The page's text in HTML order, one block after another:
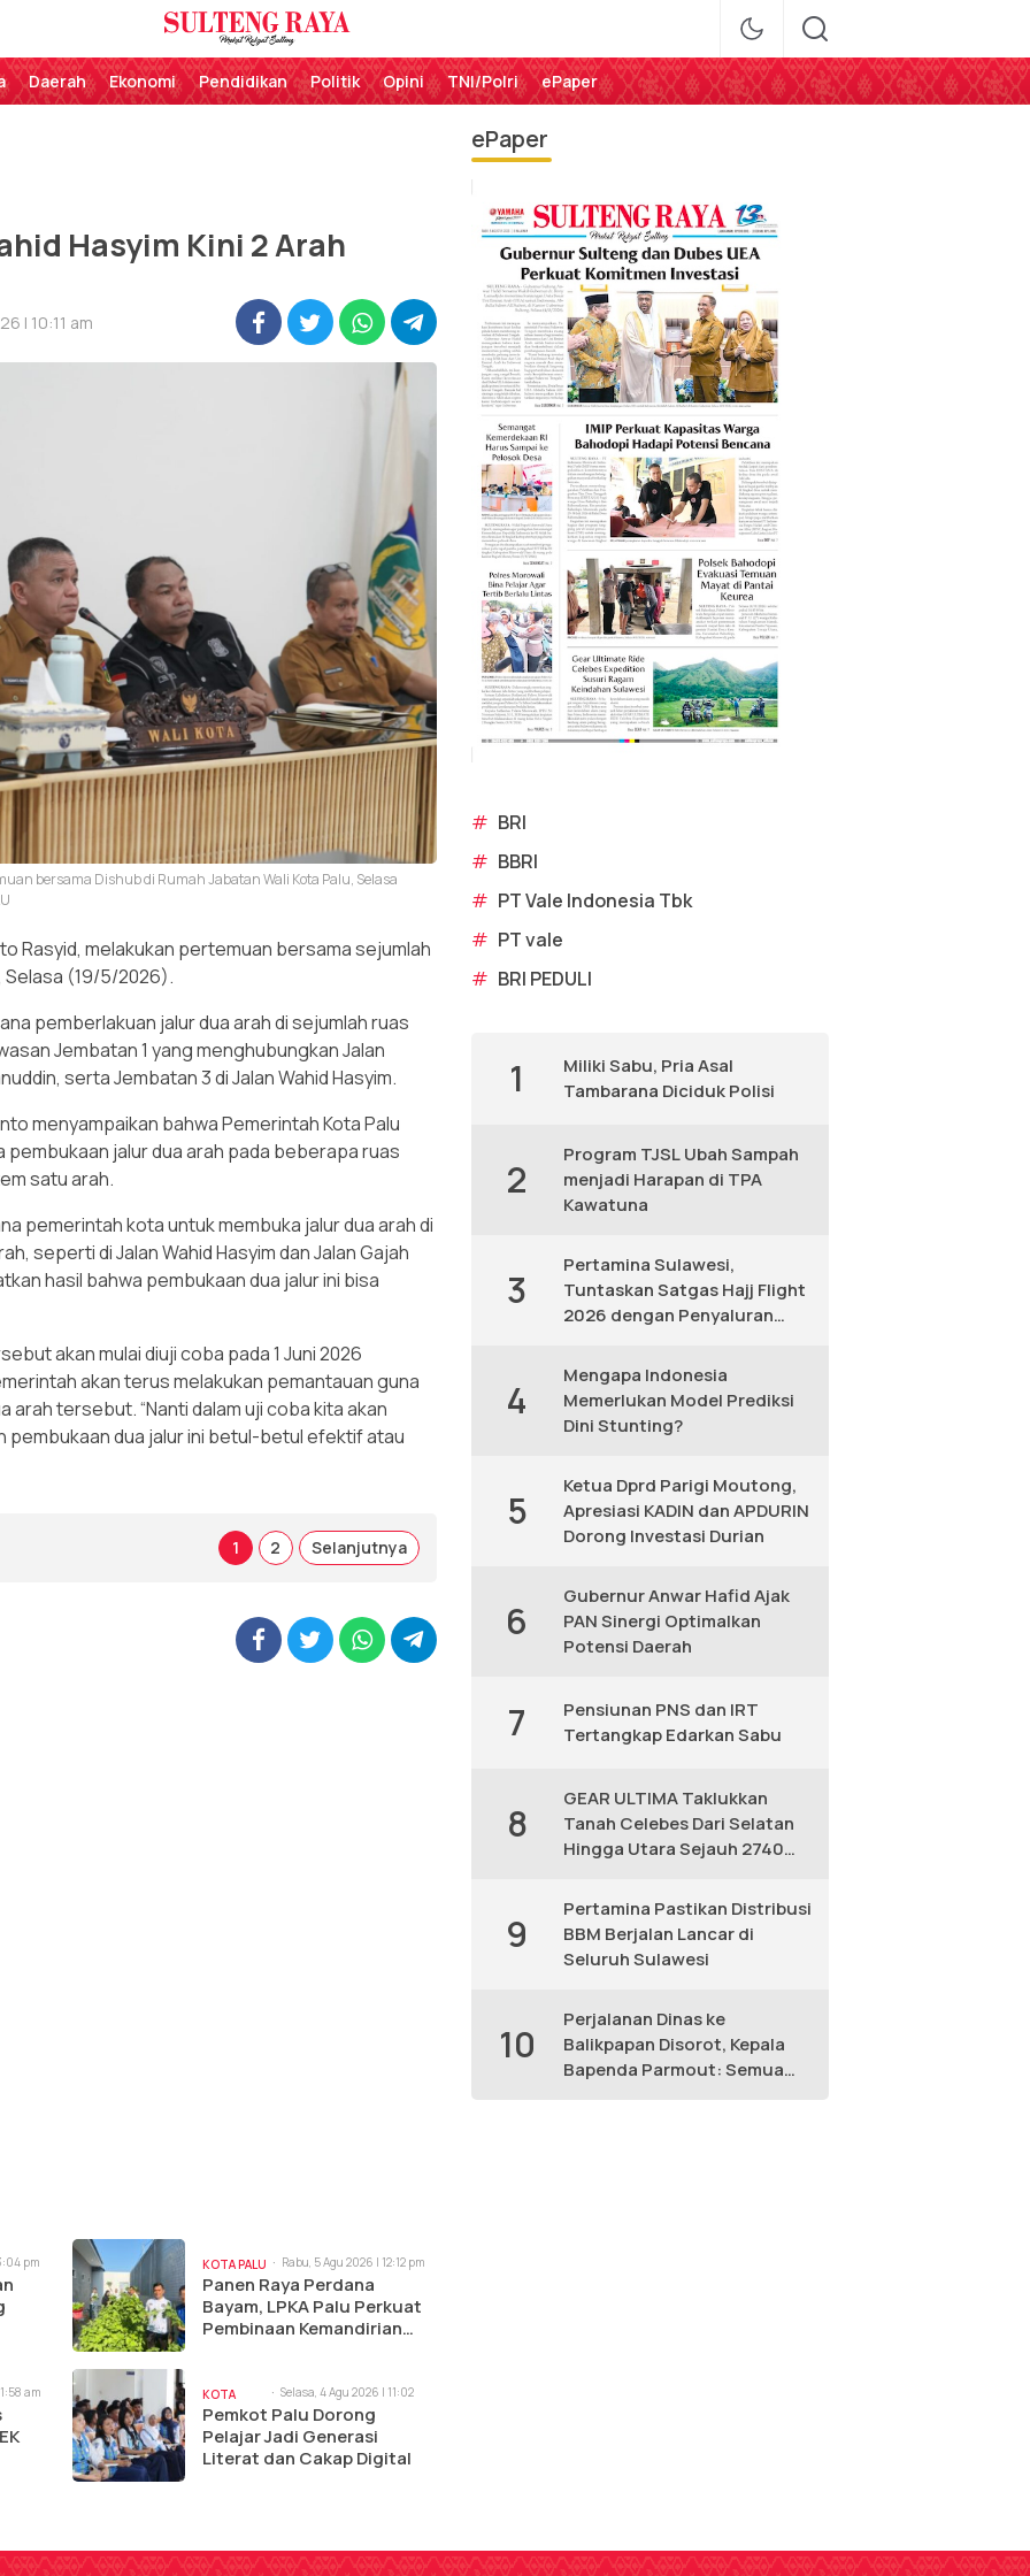
Sulteng Raya
Perekat Rakyat Sulteng
Daerah Ekonomi Pendidikan Politik Opini TNI/Polri ePaper
Hasyim Kini 2 Arah
| 10:11 am
bersama Dishub di Rumah Jabatan Wali Kota Palu, Selasa
Rasyid, melakukan pertemuan bersama sejumlah
Selasa (19/5/2026).
pemberlakuan jalur dua arah di sejumlah ruas
Jembatan 1 yang menghubungkan Jalan
serta Jembatan 3 di Jalan Wahid Hasyim.
menyampaikan bahwa Pemerintah Kota Palu
jalur dua arah pada beberapa ruas
satu arah.
pemerintah kota untuk membuka jalur dua arah di
seperti di Jalan Wahid Hasyim dan Jalan Gajah
hasil bahwa pembukaan dua jalur ini bisa
akan mulai diuji coba pada 1 Juni 2026
akan terus melakukan pemantauan guna
tersebut. “Nanti dalam uji coba kita akan
pembukaan dua jalur ini betul-betul efektif atau
1 2 Selanjutnya
pm KOTA PALU Rabu, 5 Agu 2026 | 12:12 pm
Panen Raya Perdana
Bayam, LPKA Palu Perkuat
Pembinaan Kemandirian
am
KOTA
PALU
Selasa, 4 Agu 2026 | 11:02
am
Pemkot Palu Dorong
Pelajar Jadi Generasi
Literat dan Cakap Digital
ePaper
# BRI
# BBRI
# PT Vale Indonesia Tbk
# PT vale
# BRI PEDULI
1
Miliki Sabu, Pria Asal
Tambarana Diciduk Polisi
2
Program TJSL Ubah Sampah
menjadi Harapan di TPA
Kawatuna
3
Pertamina Sulawesi,
Tuntaskan Satgas Hajj Flight
2026 dengan Penyaluran
4
Mengapa Indonesia
Memerlukan Model Prediksi
Dini Stunting?
5
Ketua Dprd Parigi Moutong,
Apresiasi KADIN dan APDURIN
Dorong Investasi Durian
6
Gubernur Anwar Hafid Ajak
PAN Sinergi Optimalkan
Potensi Daerah
7
Pensiunan PNS dan IRT
Tertangkap Edarkan Sabu
8
GEAR ULTIMA Taklukkan
Tanah Celebes Dari Selatan
Hingga Utara Sejauh 2740
9
Pertamina Pastikan Distribusi
BBM Berjalan Lancar di
Seluruh Sulawesi
10
Perjalanan Dinas ke
Balikpapan Disorot, Kepala
Bapenda Parmout: Semua